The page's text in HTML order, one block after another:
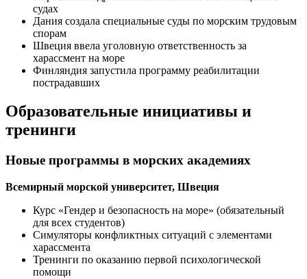
судах
Дания создала специальные суды по морским трудовым
спорам
Швеция ввела уголовную ответственность за
харассмент на море
Финляндия запустила программу реабилитации
пострадавших
Образовательные инициативы и
тренинги
Новые программы в морских академиях
Всемирный морской университет, Швеция
Курс «Гендер и безопасность на море» (обязательный
для всех студентов)
Симуляторы конфликтных ситуаций с элементами
харассмента
Тренинги по оказанию первой психологической
помощи